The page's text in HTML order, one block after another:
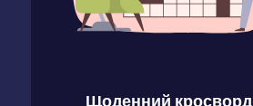
Щоденний кросворд